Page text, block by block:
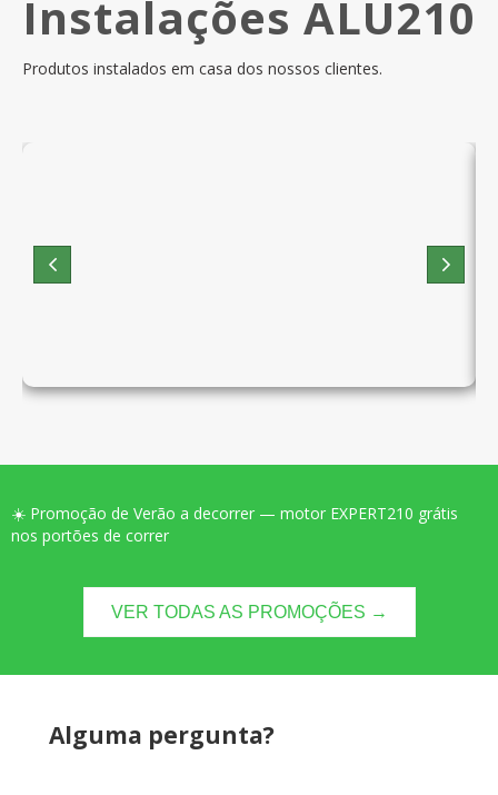
Instalações ALU210
Produtos instalados em casa dos nossos clientes.
☀️ Promoção de Verão a decorrer — motor EXPERT210 grátis
nos portões de correr
VER TODAS AS PROMOÇÕES →
Alguma pergunta?